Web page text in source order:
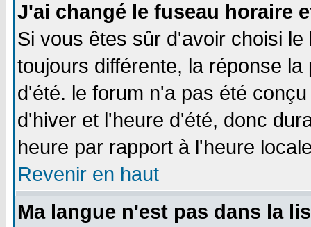
J'ai changé le fuseau horaire
Si vous êtes sûr d'avoir choisi
toujours différente, la réponse
d'été. le forum n'a pas été
d'hiver et l'heure d'été, donc
heure par rapport à l'heure
Revenir en haut
Ma langue n'est pas dans la